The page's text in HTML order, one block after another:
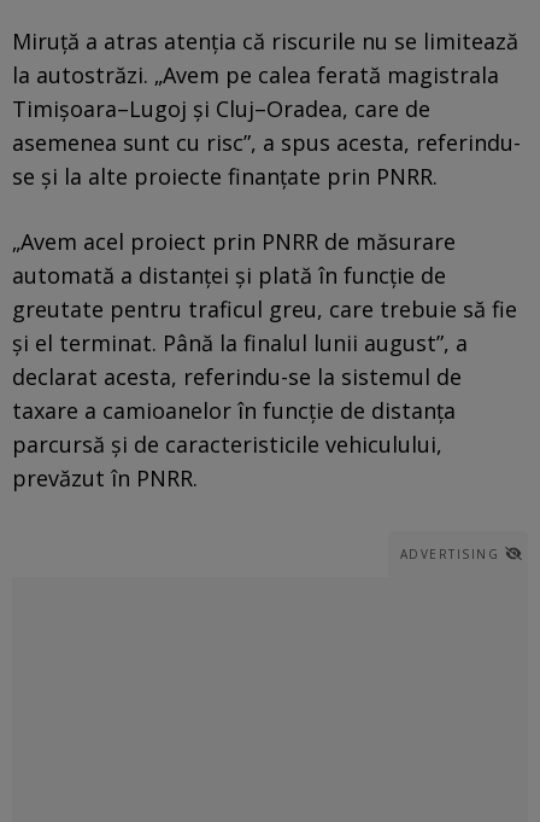
Miruță a atras atenția că riscurile nu se limitează
la autostrăzi. „Avem pe calea ferată magistrala
Timișoara–Lugoj și Cluj–Oradea, care de
asemenea sunt cu risc”, a spus acesta, referindu-
se și la alte proiecte finanțate prin PNRR.
„Avem acel proiect prin PNRR de măsurare
automată a distanței și plată în funcție de
greutate pentru traficul greu, care trebuie să fie
și el terminat. Până la finalul lunii august”, a
declarat acesta, referindu-se la sistemul de
taxare a camioanelor în funcție de distanța
parcursă și de caracteristicile vehiculului,
prevăzut în PNRR.
ADVERTISING